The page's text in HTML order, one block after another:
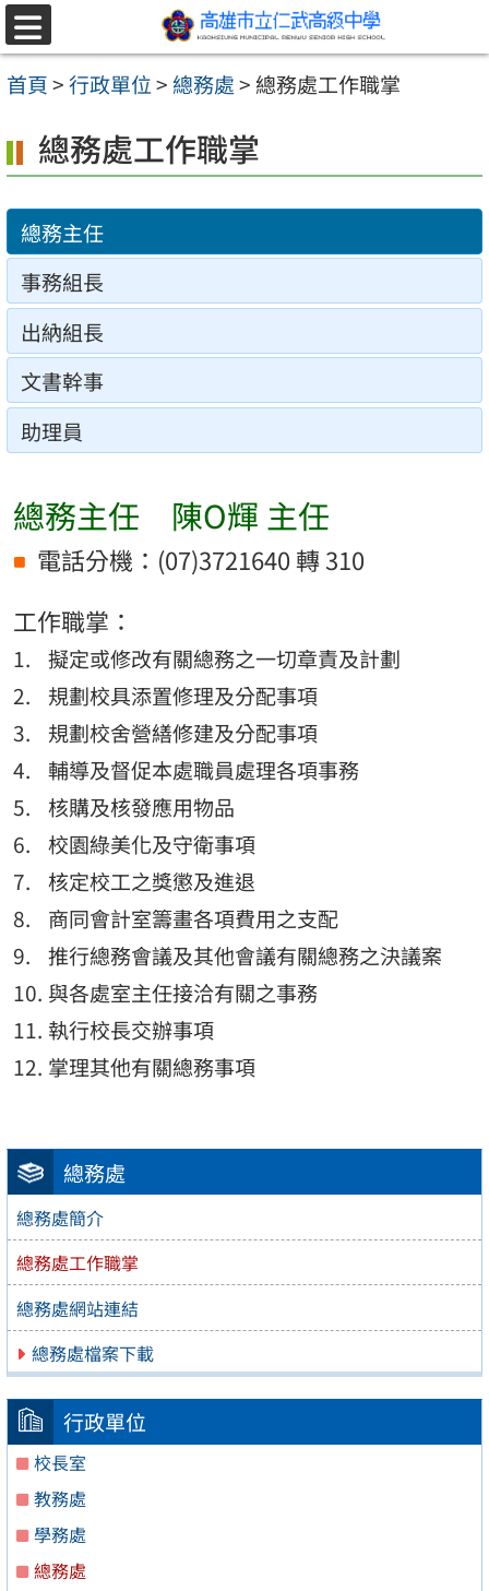
跳至主要內容區
選
單
首頁>行政單位> 總務處> 總務處工作職掌
總務處
總務處簡介
總務處工作職掌
總務處網站連結
總務處檔案下載
行政單位
校長室
教務處
學務處
總務處
總務處工作職掌
總務主任
事務組長
出納組長
文書幹事
助理員
總務主任 陳O輝 主任
電話分機：(07)3721640 轉 310
工作職掌：
擬定或修改有關總務之一切章責及計劃
規劃校具添置修理及分配事項
規劃校舍營繕修建及分配事項
輔導及督促本處職員處理各項事務
核購及核發應用物品
校園綠美化及守衛事項
核定校工之獎懲及進退
商同會計室籌畫各項費用之支配
推行總務會議及其他會議有關總務之決議案
與各處室主任接洽有關之事務
執行校長交辦事項
掌理其他有關總務事項